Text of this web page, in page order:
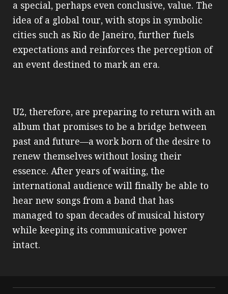
a special, perhaps even conclusive, value. The
idea of a global tour, with stops in symbolic
cities such as Rio de Janeiro, further fuels
expectations and reinforces the perception of
an event destined to mark an era.
U2, therefore, are preparing to return with an
album that promises to be a bridge between
past and future—a work born of the desire to
renew themselves without losing their
essence. After years of waiting, the
international audience will finally be able to
hear new songs from a band that has
managed to span decades of musical history
while keeping its communicative power
intact.